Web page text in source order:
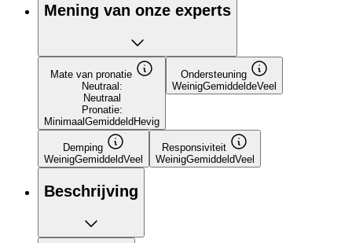
Mening van onze experts
Mate van pronatie
Neutraal:
Neutraal
Pronatie:
MinimaalGemiddeldHevig
Ondersteuning
WeinigGemiddeldeVeel
Demping
WeinigGemiddeldVeel
Responsiviteit
WeinigGemiddeldVeel
Beschrijving